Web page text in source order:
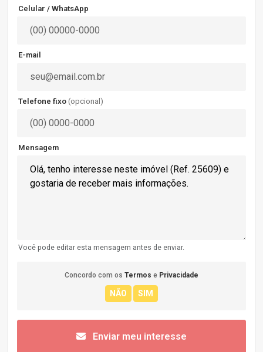
Celular / WhatsApp
E-mail
Telefone fixo (opcional)
Mensagem
Você pode editar esta mensagem antes de enviar.
Concordo com os Termos e Privacidade
Enviar meu interesse